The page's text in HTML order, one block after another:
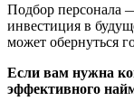
Подбор персонала
инвестиция в
может обернуться
Если вам нужна
эффективного